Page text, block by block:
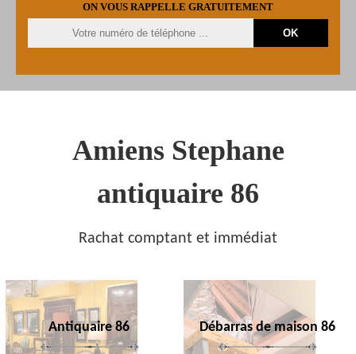
ON VOUS RAPPELLE GRATUITEMENT
Amiens Stephane
antiquaire 86
Rachat comptant et immédiat
Antiquaire 86 Débarras de maison 86